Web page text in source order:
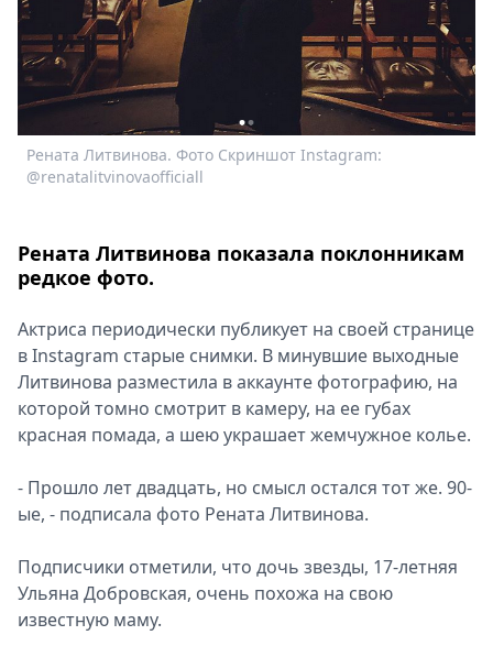
Рената Литвинова. Фото Скриншот Instagram:
@renatalitvinovaofficiall
Рената Литвинова показала поклонникам
редкое фото.
Актриса периодически публикует на своей странице
в Instagram старые снимки. В минувшие выходные
Литвинова разместила в аккаунте фотографию, на
которой томно смотрит в камеру, на ее губах
красная помада, а шею украшает жемчужное колье.
- Прошло лет двадцать, но смысл остался тот же. 90-
ые, - подписала фото Рената Литвинова.
Подписчики отметили, что дочь звезды, 17-летняя
Ульяна Добровская, очень похожа на свою
известную маму.